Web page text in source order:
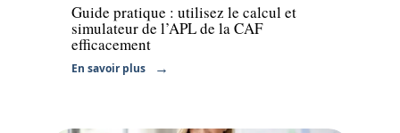
Guide pratique : utilisez le calcul et
simulateur de l’APL de la CAF
efficacement
En savoir plus